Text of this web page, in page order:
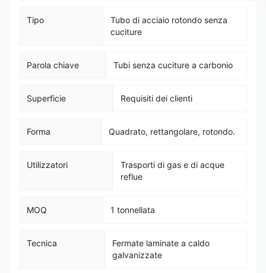
Tipo
Tubo di acciaio rotondo senza
cuciture
Parola chiave Tubi senza cuciture a carbonio
Superficie Requisiti dei clienti
Forma Quadrato, rettangolare, rotondo.
Utilizzatori
Trasporti di gas e di acque
reflue
MOQ 1 tonnellata
Tecnica
Fermate laminate a caldo
galvanizzate